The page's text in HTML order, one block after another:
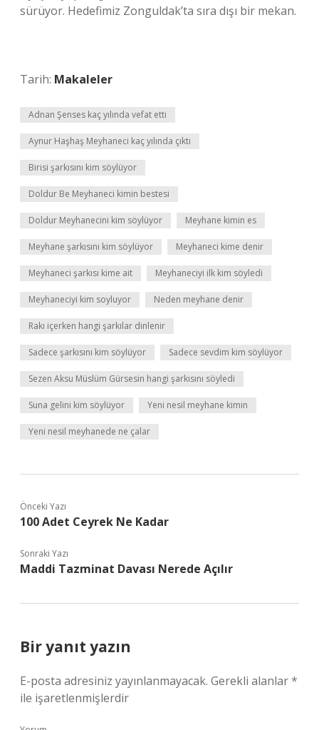
sürüyor. Hedefimiz Zonguldak’ta sıra dışı bir mekan.
Tarih: Makaleler
Adnan Şenses kaç yılında vefat etti
Aynur Haşhaş Meyhaneci kaç yılında çıktı
Birisi şarkısını kim söylüyor
Doldur Be Meyhaneci kimin bestesi
Doldur Meyhanecini kim söylüyor Meyhane kimin es
Meyhane şarkısını kim söylüyor Meyhaneci kime denir
Meyhaneci şarkısı kime ait Meyhaneciyi ilk kim söyledi
Meyhaneciyi kim soyluyor Neden meyhane denir
Rakı içerken hangi şarkılar dinlenir
Sadece şarkısını kim söylüyor Sadece sevdim kim söylüyor
Sezen Aksu Müslüm Gürsesin hangi şarkısını söyledi
Suna gelini kim söylüyor Yeni nesil meyhane kimin
Yeni nesil meyhanede ne çalar
Önceki Yazı
100 Adet Ceyrek Ne Kadar
Sonraki Yazı
Maddi Tazminat Davası Nerede Açılır
Bir yanıt yazın
E-posta adresiniz yayınlanmayacak. Gerekli alanlar*
ile işaretlenmişlerdir